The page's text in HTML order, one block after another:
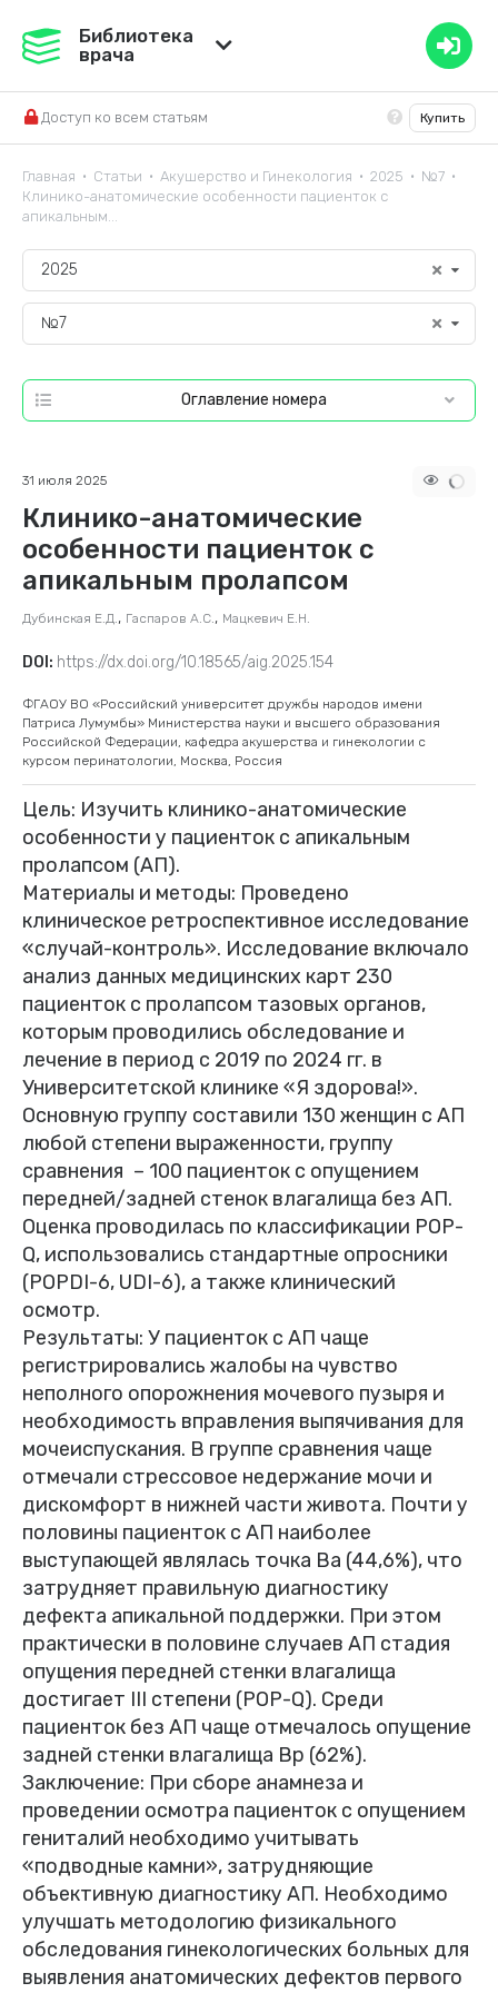
Медвестник
Справочник ЛС
Библиотека
врача
Доступ ко всем статьям Купить
Главная • Статьи • Акушерство и Гинекология • 2025 • №7 •
Клинико-анатомические особенности пациенток с
апикальным...
2025
№7
Оглавление номера
Клинико-анатомические
особенности пациенток с
апикальным пролапсом
31 июля 2025
ФГАОУ ВО «Российский университет дружбы народов имени
Патриса Лумумбы» Министерства науки и высшего образования
Российской Федерации, кафедра акушерства и гинекологии с
курсом перинатологии, Москва, Россия
Цель: Изучить клинико-анатомические
особенности у пациенток с апикальным
пролапсом (АП).
Материалы и методы: Проведено
клиническое ретроспективное исследование
«случай-контроль». Исследование включало
анализ данных медицинских карт 230
пациенток с пролапсом тазовых органов,
которым проводились обследование и
лечение в период с 2019 по 2024 гг. в
Университетской клинике «Я здорова!».
Основную группу составили 130 женщин с АП
любой степени выраженности, группу
сравнения – 100 пациенток с опущением
передней/задней стенок влагалища без АП.
Оценка проводилась по классификации POP-
Q, использовались стандартные опросники
(POPDI-6, UDI-6), а также клинический
осмотр.
Результаты: У пациенток с АП чаще
регистрировались жалобы на чувство
неполного опорожнения мочевого пузыря и
необходимость вправления выпячивания для
мочеиспускания. В группе сравнения чаще
отмечали стрессовое недержание мочи и
дискомфорт в нижней части живота. Почти у
половины пациенток с АП наиболее
выступающей являлась точка Ba (44,6%), что
затрудняет правильную диагностику
дефекта апикальной поддержки. При этом
практически в половине случаев АП стадия
опущения передней стенки влагалища
достигает III степени (POP-Q). Среди
пациенток без АП чаще отмечалось опущение
задней стенки влагалища Bp (62%).
Заключение: При сборе анамнеза и
проведении осмотра пациенток с опущением
гениталий необходимо учитывать
«подводные камни», затрудняющие
объективную диагностику АП. Необходимо
улучшать методологию физикального
обследования гинекологических больных для
выявления анатомических дефектов первого
DOI: https://dx.doi.org/10.18565/aig.2025.154
Дубинская Е.Д., Гаспаров А.С., Мацкевич Е.Н.